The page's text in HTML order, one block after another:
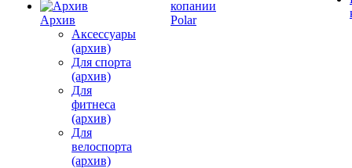
Архив
Аксессуары
(архив)
Для спорта
(архив)
Для
фитнеса
(архив)
Для
велоспорта
(архив)
копании
Polar